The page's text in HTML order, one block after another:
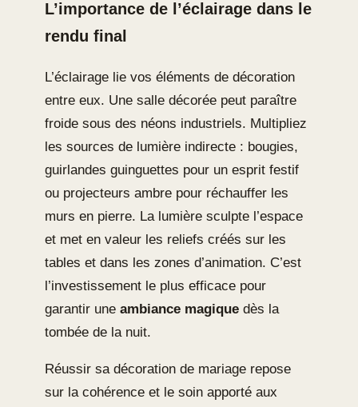
L’importance de l’éclairage dans le
rendu final
L’éclairage lie vos éléments de décoration
entre eux. Une salle décorée peut paraître
froide sous des néons industriels. Multipliez
les sources de lumière indirecte : bougies,
guirlandes guinguettes pour un esprit festif
ou projecteurs ambre pour réchauffer les
murs en pierre. La lumière sculpte l’espace
et met en valeur les reliefs créés sur les
tables et dans les zones d’animation. C’est
l’investissement le plus efficace pour
garantir une ambiance magique dès la
tombée de la nuit.
Réussir sa décoration de mariage repose
sur la cohérence et le soin apporté aux